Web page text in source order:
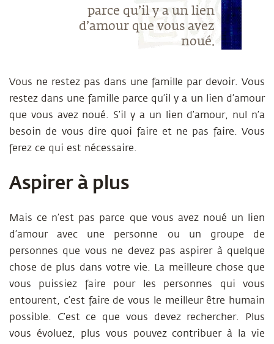
parce qu’il y a un lien
d’amour que vous avez
noué.
Vous ne restez pas dans une famille par devoir. Vous
restez dans une famille parce qu’il y a un lien d’amour
que vous avez noué. S’il y a un lien d’amour, nul n’a
besoin de vous dire quoi faire et ne pas faire. Vous
ferez ce qui est nécessaire.
Aspirer à plus
Mais ce n’est pas parce que vous avez noué un lien
d’amour avec une personne ou un groupe de
personnes que vous ne devez pas aspirer à quelque
chose de plus dans votre vie. La meilleure chose que
vous puissiez faire pour les personnes qui vous
entourent, c’est faire de vous le meilleur être humain
possible. C’est ce que vous devez rechercher. Plus
vous évoluez, plus vous pouvez contribuer à la vie